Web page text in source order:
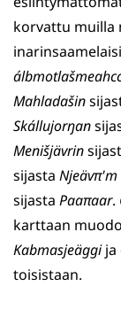
korvattu muilla
Mahladašin
Skállujorŋan
Menišjävrin
sijasta Njeävπ'm
sijasta Paaπaar.
karttaan
Kabmasjeäggija
toisistaan.